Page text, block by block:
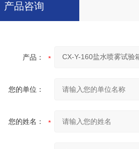
产品咨询
产品：
您的单位：
您的姓名：